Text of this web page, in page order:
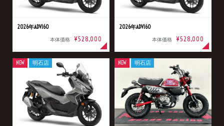
2026年ADV160
本体価格 ¥528,000
2026年ADV160
本体価格 ¥528,000
NEW 明石店 NEW 明石店